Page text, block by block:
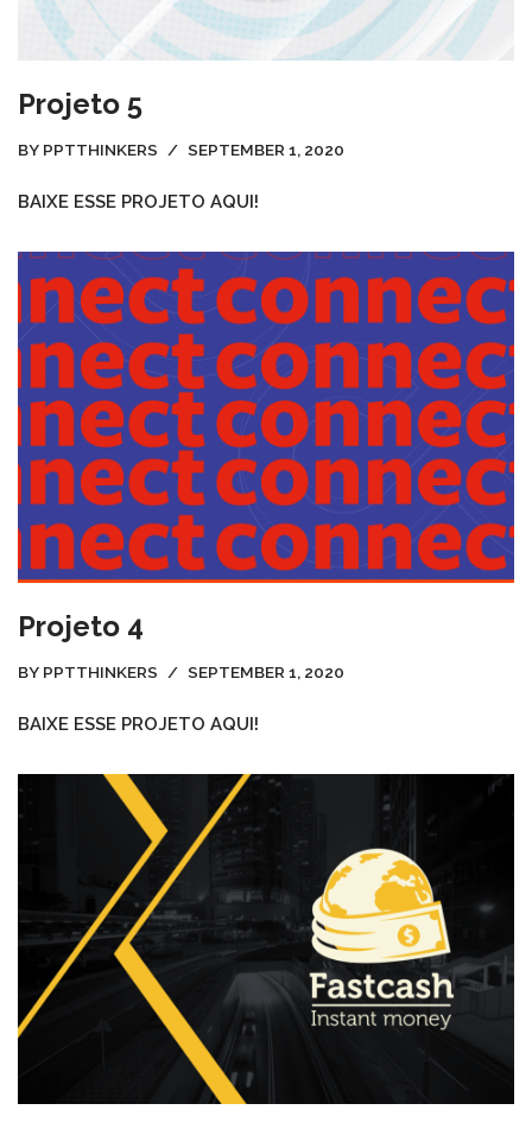
Projeto 5
BY PPTTHINKERS SEPTEMBER 1, 2020
BAIXE ESSE PROJETO AQUI!
Projeto 4
BY PPTTHINKERS SEPTEMBER 1, 2020
BAIXE ESSE PROJETO AQUI!